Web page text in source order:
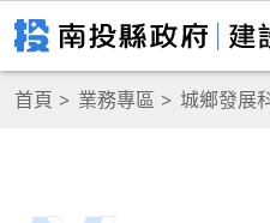
首頁 業務專區 城鄉發展